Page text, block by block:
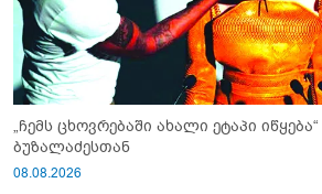
„ჩემს ცხოვრებაში ახალი ეტაპი
ბუზალაძესთან
08.08.2026